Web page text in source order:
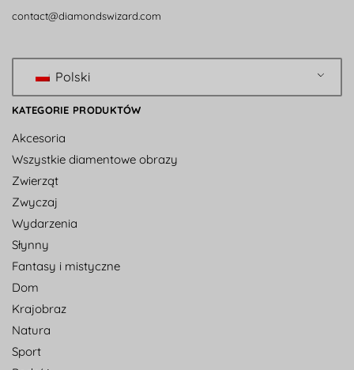
contact@diamondswizard.com
Polski
KATEGORIE PRODUKTÓW
Akcesoria
Wszystkie diamentowe obrazy
Zwierząt
Zwyczaj
Wydarzenia
Słynny
Fantasy i mistyczne
Dom
Krajobraz
Natura
Sport